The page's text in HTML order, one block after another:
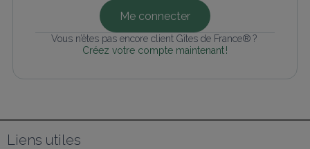
Me connecter
Vous n’êtes pas encore client Gîtes de France® ?
Créez votre compte maintenant !
Liens utiles